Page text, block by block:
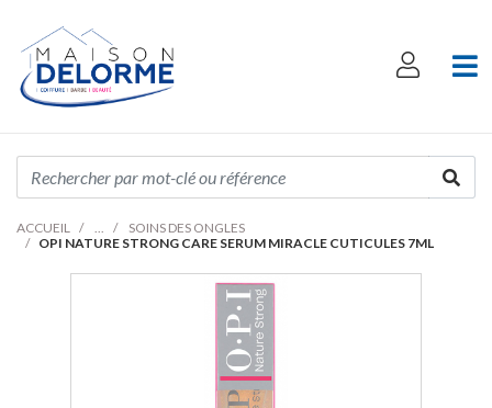
ACCUEIL
SOINS DES ONGLES
OPI NATURE STRONG CARE SERUM MIRACLE CUTICULES 7ML